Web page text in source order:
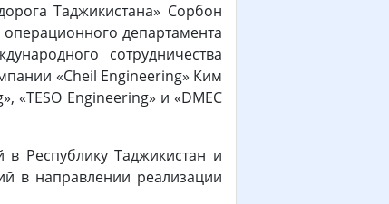
Таджикистана» Сорбон
департамента
сотрудничества
«Cheil Engineering» Ким
«TESO Engineering» и «DMEC
в Республику Таджикистан и
в направлении реализации